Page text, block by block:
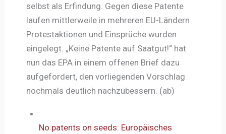
selbst als Erfindung. Gegen diese Patente
laufen mittlerweile in mehreren EU-Ländern
Protestaktionen und Einsprüche wurden
eingelegt. „Keine Patente auf Saatgut!“ hat
nun das EPA in einem offenen Brief dazu
aufgefordert, den vorliegenden Vorschlag
nochmals deutlich nachzubessern. (ab)
No patents on seeds: Europäisches